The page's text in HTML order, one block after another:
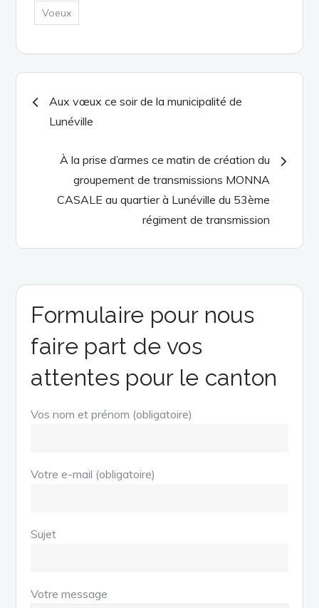
Voeux
Navigation
de
l’article
Aux vœux ce soir de la municipalité de
Lunéville
À la prise d’armes ce matin de création du
groupement de transmissions MONNA
CASALE au quartier à Lunéville du 53ème
régiment de transmission
Formulaire pour nous
faire part de vos
attentes pour le canton
Vos nom et prénom (obligatoire)
Votre e-mail (obligatoire)
Sujet
Votre message